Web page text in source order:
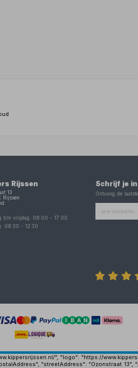
Rijssen
13
Rijssen
t/m vrijdag: 08:00 -17:00
08:30 -12:30
Schrijf je
Ontvang de
", "logo": "https://
"streetAddress": "Ozonstraat